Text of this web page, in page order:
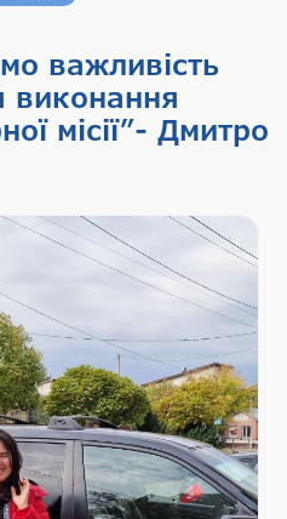
важливість
виконання
місії”- Дмитро